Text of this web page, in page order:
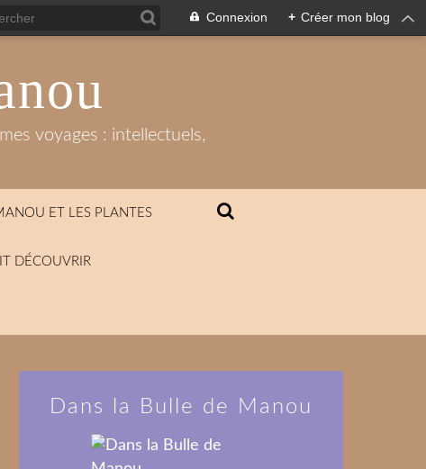
Connexion + Créer mon blog
voyages : intellectuels,
ET LES PLANTES
DÉCOUVRIR
Dans la Bulle de Manou